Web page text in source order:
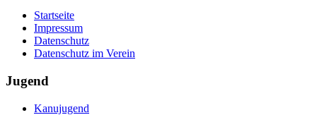
Startseite
Impressum
Datenschutz
Datenschutz im Verein
Jugend
Kanujugend